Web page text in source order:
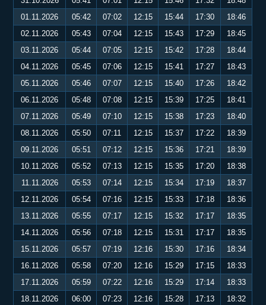
01.11.2026
05:42 07:02 12:15 15:44 17:30
18:46
02.11.2026
05:43 07:04 12:15 15:43 17:29
18:45
03.11.2026
05:44 07:05 12:15 15:42 17:28
18:44
04.11.2026
05:45 07:06 12:15 15:41 17:27
18:43
05.11.2026
05:46 07:07 12:15 15:40 17:26
18:42
06.11.2026
05:48 07:08 12:15 15:39 17:25
18:41
07.11.2026
05:49 07:10 12:15 15:38 17:23
18:40
08.11.2026
05:50 07:11 12:15 15:37 17:22
18:39
09.11.2026
05:51 07:12 12:15 15:36 17:21
18:39
10.11.2026
05:52 07:13 12:15 15:35 17:20
18:38
11.11.2026
05:53 07:14 12:15 15:34 17:19
18:37
12.11.2026
05:54 07:16 12:15 15:33 17:18
18:36
13.11.2026
05:55 07:17 12:15 15:32 17:17
18:35
14.11.2026
05:56 07:18 12:15 15:31 17:17
18:35
15.11.2026
05:57 07:19 12:16 15:30 17:16
18:34
16.11.2026
05:58 07:20 12:16 15:29 17:15
18:33
17.11.2026
05:59 07:22 12:16 15:29 17:14
18:33
18.11.2026
06:00 07:23 12:16 15:28 17:13
18:32